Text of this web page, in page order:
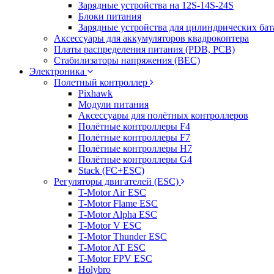
Зарядные устройства на 12S-14S-24S
Блоки питания
Зарядные устройства для цилиндрических
Аксессуары для аккумуляторов квадрокоптера
Платы распределения питания (PDB, PCB)
Стабилизаторы напряжения (BEC)
Электроника
Полетный контроллер
Pixhawk
Модули питания
Аксессуары для полётных контроллеров
Полётные контроллеры F4
Полётные контроллеры F7
Полётные контроллеры H7
Полётные контроллеры G4
Stack (FC+ESC)
Регуляторы двигателей (ESC)
T-Motor Air ESC
T-Motor Flame ESC
T-Motor Alpha ESC
T-Motor V ESC
T-Motor Thunder ESC
T-Motor AT ESC
T-Motor FPV ESC
Holybro